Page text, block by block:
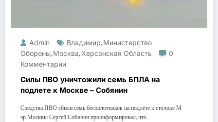
Admin Владимир, Министерство
Обороны, Москва,Херсонская Область
0
Комментарии
Силы ПВО уничтожили семь БПЛА на
подлете к Москве – Собянин
Средства ПВО сбили семь беспилотников на подлёте к столице М
эр Москвы Сергей Собянин проинформировал, что…